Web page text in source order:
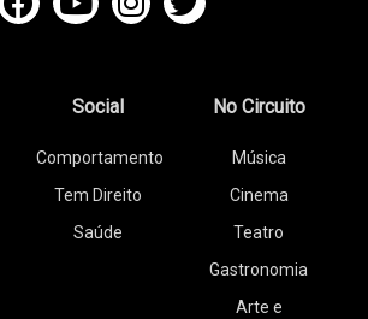
Social
Comportamento
Tem Direito
Saúde
No Circuito
Música
Cinema
Teatro
Gastronomia
Arte e